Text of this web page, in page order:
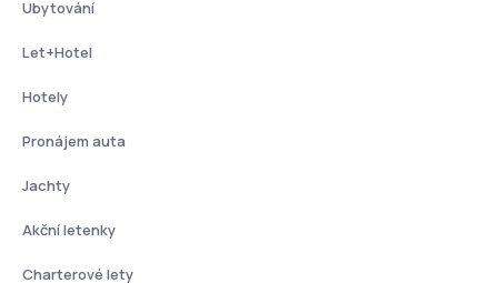
Ubytování
Let+Hotel
Hotely
Pronájem auta
Jachty
Akční letenky
Charterové lety